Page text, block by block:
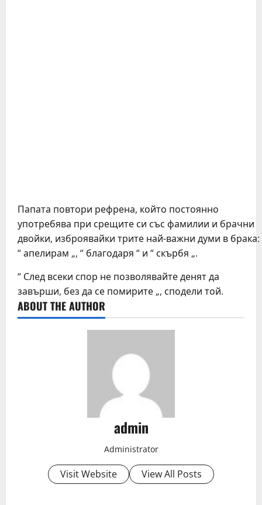
Папата повтори рефрена, който постоянно
употребява при срещите си със фамилии и брачни
двойки, изброявайки трите най-важни думи в брака:
“ апелирам „, “ благодаря “ и “ скърбя „.
“ След всеки спор не позволявайте денят да
завърши, без да се помирите „, сподели той.
ABOUT THE AUTHOR
admin
Administrator
Visit Website View All Posts